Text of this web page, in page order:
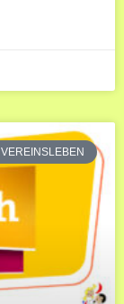
VEREINSLEBEN